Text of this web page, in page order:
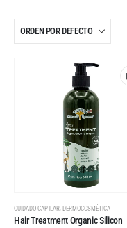
CUIDADO CAPILAR, DERMOCOSMÉTICA
Hair Treatment Organic Silicon